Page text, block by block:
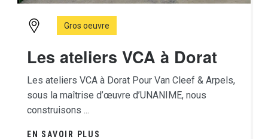
Gros oeuvre
Les ateliers VCA à Dorat
Les ateliers VCA à Dorat Pour Van Cleef & Arpels,
sous la maîtrise d’œuvre d’UNANIME, nous
construisons ...
EN SAVOIR PLUS